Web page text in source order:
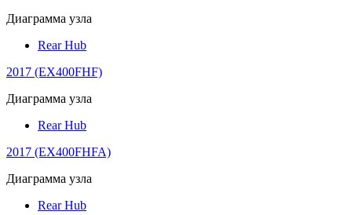
Диаграмма узла
Rear Hub
2017 (EX400FHF)
Диаграмма узла
Rear Hub
2017 (EX400FHFA)
Диаграмма узла
Rear Hub